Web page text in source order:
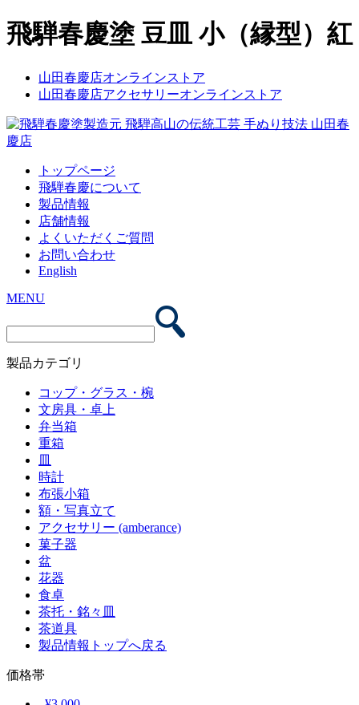
飛騨春慶塗 豆皿 小（縁型）紅
山田春慶店オンラインストア
山田春慶店アクセサリーオンラインストア
トップページ
飛騨春慶について
製品情報
店舗情報
よくいただくご質問
お問い合わせ
English
MENU
製品カテゴリ
コップ・グラス・椀
文房具・卓上
弁当箱
重箱
皿
時計
布張小箱
額・写真立て
アクセサリー (amberance)
菓子器
盆
花器
食卓
茶托・銘々皿
茶道具
製品情報トップへ戻る
価格帯